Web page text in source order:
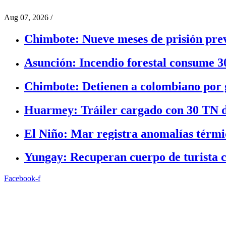
Aug 07, 2026 /
Chimbote: Nueve meses de prisión
Asunción: Incendio forestal consume
Chimbote: Detienen a colombiano por
Huarmey: Tráiler cargado con 30 TN
El Niño: Mar registra anomalías
Yungay: Recuperan cuerpo de turista
Facebook-f